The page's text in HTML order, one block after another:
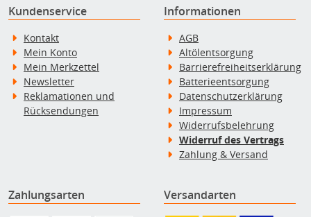
Kundenservice
Kontakt
Mein Konto
Mein Merkzettel
Newsletter
Reklamationen und
Rücksendungen
Informationen
AGB
Altölentsorgung
Barrierefreiheitserklärung
Batterieentsorgung
Datenschutzerklärung
Impressum
Widerrufsbelehrung
Widerruf des Vertrags
Zahlung & Versand
Zahlungsarten Versandarten